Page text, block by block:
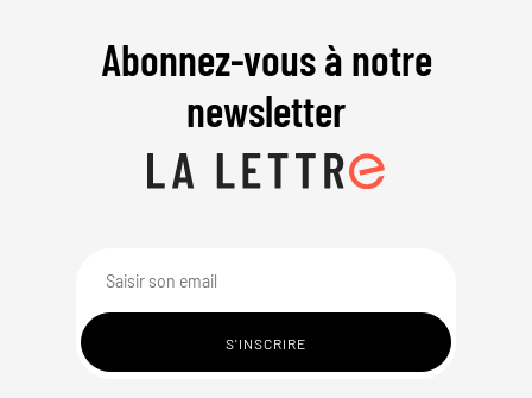
Abonnez-vous à notre
newsletter